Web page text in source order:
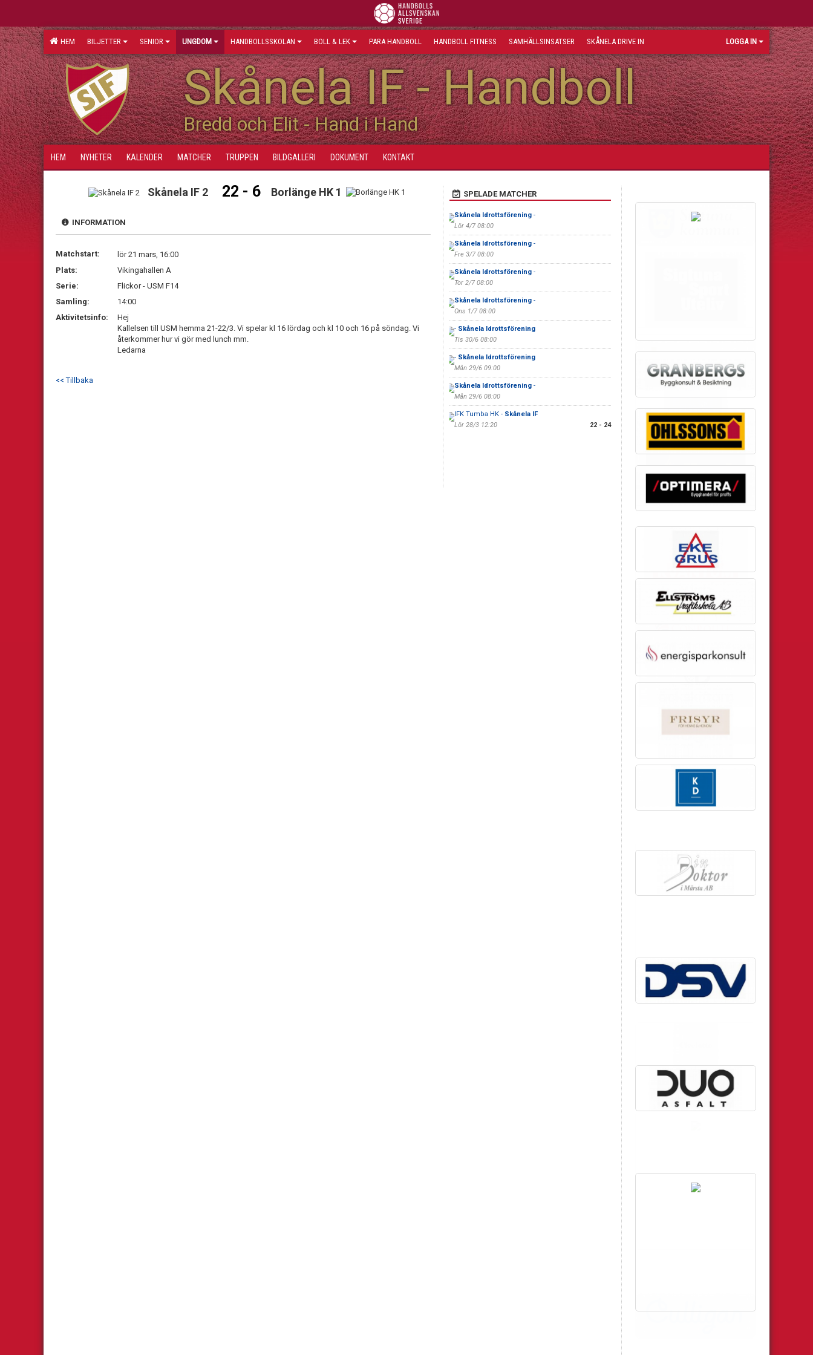
HEM BILJETTER SENIOR UNGDOM HANDBOLLSSKOLAN BOLL & LEK PARA HANDBOLL HANDBOLL FITNESS SAMHÄLLSINSATSER SKÅNELA DRIVE IN LOGGA IN
Skånela IF - Handboll
Bredd och Elit - Hand i Hand
HEM NYHETER KALENDER MATCHER TRUPPEN BILDGALLERI DOKUMENT KONTAKT
Skånela IF 2 22 - 6 Borlänge HK 1
INFORMATION
Matchstart:
lör 21 mars, 16:00
Plats:
Vikingahallen A
Serie:
Flickor - USM F14
Samling:
14:00
Aktivitetsinfo:
Hej
Kallelsen till USM hemma 21-22/3. Vi spelar kl 16 lördag och kl 10 och 16 på söndag. Vi
återkommer hur vi gör med lunch mm.
Ledarna
<< Tillbaka
SPELADE MATCHER
Skånela Idrottsförening-
Lör 4/7 08:00
Skånela Idrottsförening-
Fre 3/7 08:00
Skånela Idrottsförening-
Tor 2/7 08:00
Skånela Idrottsförening-
Ons 1/7 08:00
- Skånela Idrottsförening
Tis 30/6 08:00
- Skånela Idrottsförening
Mån 29/6 09:00
Skånela Idrottsförening-
Mån 29/6 08:00
IFK Tumba HK - Skånela IF
Lör 28/3 12:20
22 - 24